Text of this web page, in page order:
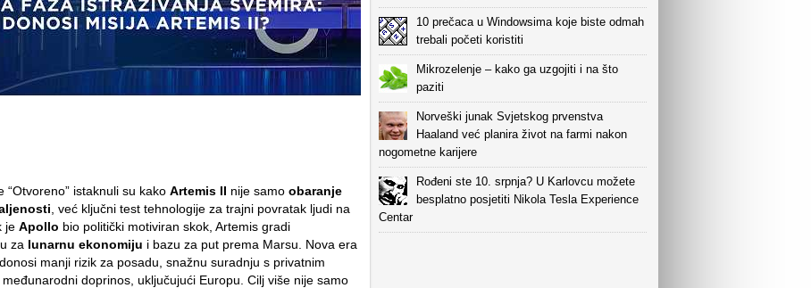
“Otvoreno” istaknuli su kako Artemis II nije samo obaranje
, već ključni test tehnologije za trajni povratak ljudi na
je Apollo bio politički motiviran skok, Artemis gradi
za lunarnu ekonomiju i bazu za put prema Marsu. Nova era
manji rizik za posadu, snažnu suradnju s privatnim
doprinos, uključujući Europu. Cilj više nije samo
10 prečaca u Windowsima koje biste odmah
trebali početi koristiti
Mikrozelenje – kako ga uzgojiti i na što
paziti
Norveški junak Svjetskog prvenstva
Haaland već planira život na farmi nakon
nogometne karijere
Rođeni ste 10. srpnja? U Karlovcu možete
besplatno posjetiti Nikola Tesla Experience
Centar